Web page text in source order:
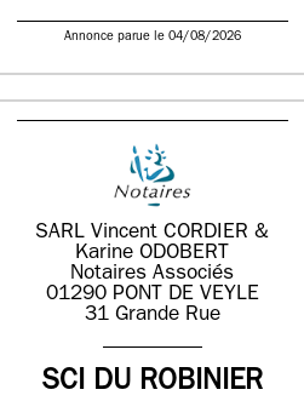
Annonce parue le 04/08/2026
SARL Vincent CORDIER &
Karine ODOBERT
Notaires Associés
01290 PONT DE VEYLE
31 Grande Rue
SCI DU ROBINIER